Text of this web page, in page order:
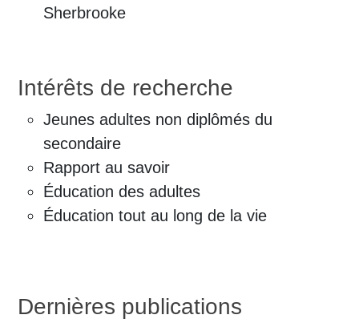
Sherbrooke
Intérêts de recherche
Jeunes adultes non diplômés du
secondaire
Rapport au savoir
Éducation des adultes
Éducation tout au long de la vie
Dernières publications